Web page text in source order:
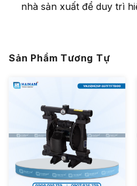
nhà sản xuất để duy trì
Sản Phẩm Tương Tự